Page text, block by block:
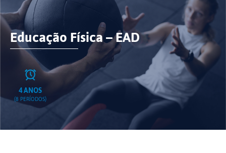
Educação Física – EAD
4 ANOS
(8 PERÍODOS)